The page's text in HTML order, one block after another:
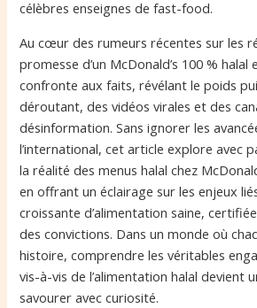
célèbres enseignes de fast-food.
Au cœur des rumeurs récentes sur les
promesse d’un McDonald’s 100 % halal
confronte aux faits, révélant le poids
déroutant, des vidéos virales et des
désinformation. Sans ignorer les
l’international, cet article explore avec
la réalité des menus halal chez
en offrant un éclairage sur les enjeux
croissante d’alimentation saine,
des convictions. Dans un monde où
histoire, comprendre les véritables
vis-à-vis de l’alimentation halal devient
savourer avec curiosité.